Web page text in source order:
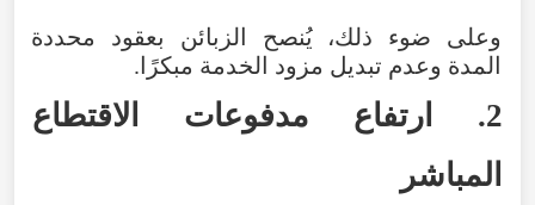
وعلى ضوء ذلك، يُنصح الزبائن بعقود محددة
المدة وعدم تبديل مزود الخدمة مبكرًا.
2. ارتفاع مدفوعات الاقتطاع
المباشر